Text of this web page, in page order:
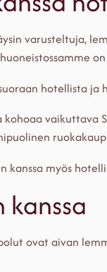
hotellista
vaikuttava
myös
ovat aivan